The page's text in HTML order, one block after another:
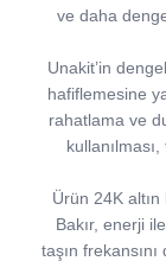
ve daha
Unakit’in
hafiflemesine
rahatlama ve
Ürün 24K altın
Bakır, enerji
taşın